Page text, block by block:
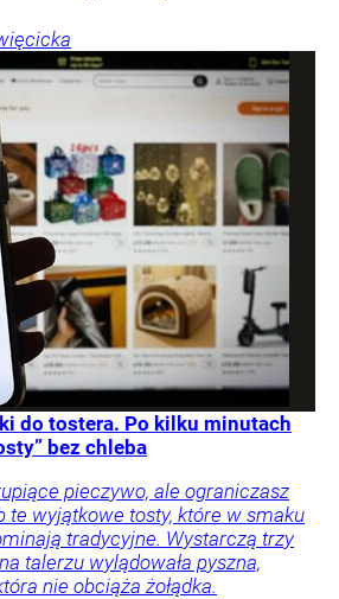
do tostera. Po kilku minutach
bez chleba
pieczywo, ale ograniczasz
te wyjątkowe tosty, które w smaku
tradycyjne. Wystarczą trzy
talerzu wylądowała pyszna,
nie obciąża żołądka.